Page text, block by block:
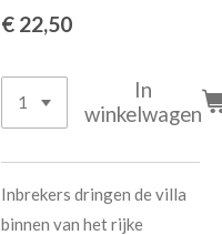
€ 22,50
In
winkelwagen
Inbrekers dringen de villa
binnen van het rijke